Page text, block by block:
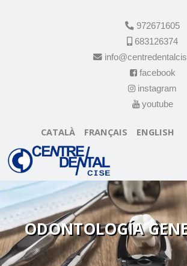
972671605
683126374
facebook
instagram
youtube
CATALÀ FRANÇAIS ENGLISH
ODONTOLOGÍA